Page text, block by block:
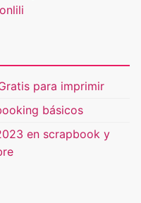
para imprimir
básicos
en scrapbook y